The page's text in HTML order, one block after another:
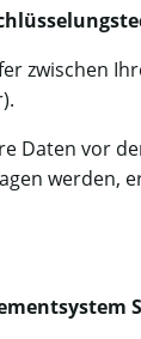
zwischen
Daten vor
werden,